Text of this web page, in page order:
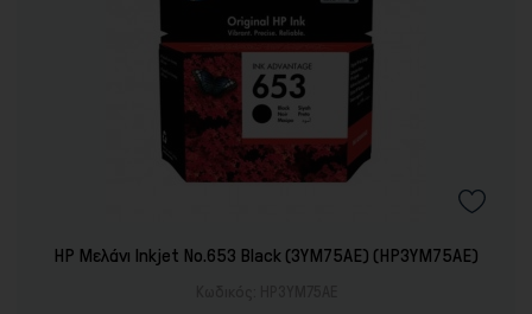
HP Μελάνι Inkjet No.653 Black (3YM75AE) (HP3YM75AE)